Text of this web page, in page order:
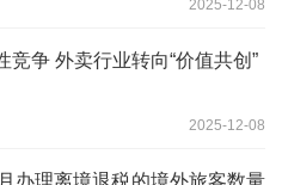
2025-12-08
争 外卖行业转向“价值共创”
2025-12-08